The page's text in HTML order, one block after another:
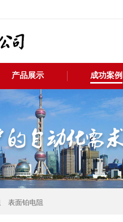
产品展示 成功案例
表面铂电阻